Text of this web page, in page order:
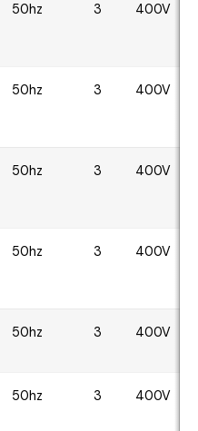
50hz 3 400V
50hz 3 400V
50hz 3 400V
50hz 3 400V
50hz 3 400V
50hz 3 400V